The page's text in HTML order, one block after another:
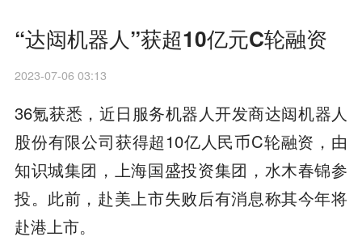
“达闼机器人”获超10亿元C轮融资
2023-07-06 03:13
36氪获悉，近日服务机器人开发商达闼机器人
股份有限公司获得超10亿人民币C轮融资，由
知识城集团，上海国盛投资集团，水木春锦参
投。此前，赴美上市失败后有消息称其今年将
赴港上市。